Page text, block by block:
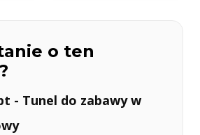
o ten
- Tunel do zabawy w